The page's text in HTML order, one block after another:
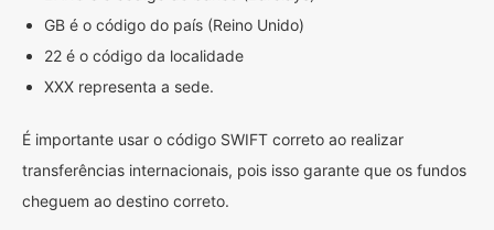
GB é o código do país (Reino Unido)
22 é o código da localidade
XXX representa a sede.
É importante usar o código SWIFT correto ao realizar
transferências internacionais, pois isso garante que os fundos
cheguem ao destino correto.